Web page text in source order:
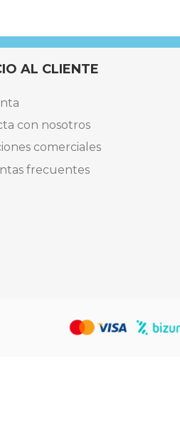
AL CLIENTE
con nosotros
comerciales
frecuentes